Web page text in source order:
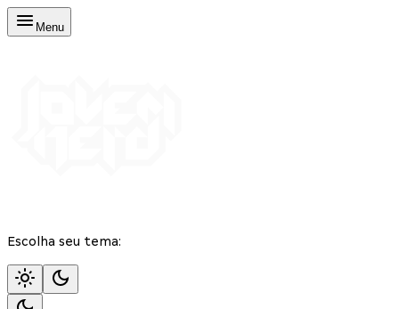
Menu
Escolha seu tema: